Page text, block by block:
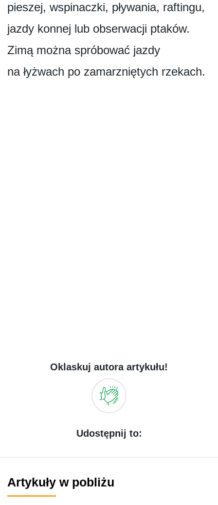
pieszej, wspinaczki, pływania, raftingu,
jazdy konnej lub obserwacji ptaków.
Zimą można spróbować jazdy
na łyżwach po zamarzniętych rzekach.
Oklaskuj autora artykułu!
Udostępnij to:
Artykuły w pobliżu